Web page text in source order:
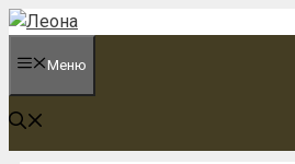
Перейти
содержимому
Меню